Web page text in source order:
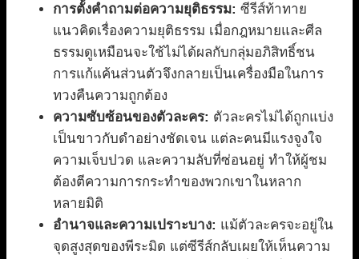
การตั้งคำถามต่อความยุติธรรม: ซีรีส์ท้าทาย
แนวคิดเรื่องความยุติธรรม เมื่อกฎหมายและศีล
ธรรมดูเหมือนจะใช้ไม่ได้ผลกับกลุ่มอภิสิทธิ์ชน
การแก้แค้นส่วนตัวจึงกลายเป็นเครื่องมือในการ
ทวงคืนความถูกต้อง
ความซับซ้อนของตัวละคร: ตัวละครไม่ได้ถูกแบ่ง
เป็นขาวกับดำอย่างชัดเจน แต่ละคนมีแรงจูงใจ
ความเจ็บปวด และความลับที่ซ่อนอยู่ ทำให้ผู้ชม
ต้องตีความการกระทำของพวกเขาในหลาก
หลายมิติ
อำนาจและความเปราะบาง: แม้ตัวละครจะอยู่ใน
จุดสูงสุดของพีระมิด แต่ซีรีส์กลับเผยให้เห็นความ